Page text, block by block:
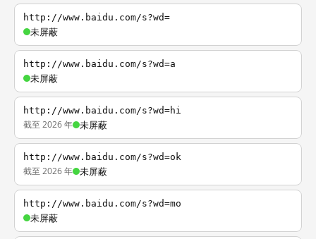
http://www.baidu.com/s?wd=
未屏蔽
http://www.baidu.com/s?wd=a
未屏蔽
http://www.baidu.com/s?wd=hi
截至 2026 年 未屏蔽
http://www.baidu.com/s?wd=ok
截至 2026 年 未屏蔽
http://www.baidu.com/s?wd=mo
未屏蔽